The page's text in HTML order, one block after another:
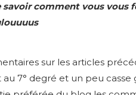
savoir comment vous
sur les articles
7° degré et un peu casse